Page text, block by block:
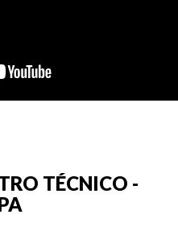
TÉCNICO -